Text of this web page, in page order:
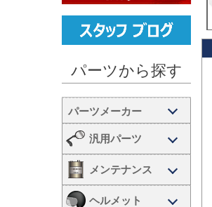
パーツから探す
汎用パーツ
メンテナンス
ヘルメット